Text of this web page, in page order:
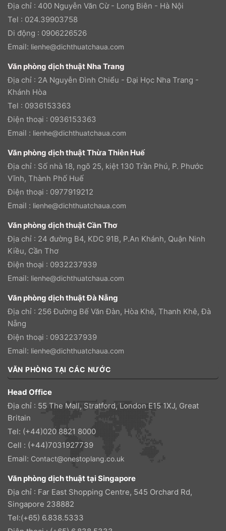
Địa chỉ : 400 Nguyễn Văn Cừ - Long Biên - Hà Nội
Tel : 024.39903758
Di động : 0906226526
Email: lienhe@dichthuatchaua.com
Văn phòng dịch thuật Nha Trang
Địa chỉ : 2A Nguyễn Đình Chiểu - Đại Học Nha Trang -
Khánh Hòa
Tel : 0936153363
Điện thoại : 0936153363
Email : lienhe@dichthuatchaua.com
Văn phòng dịch thuật Thừa Thiên Huế
Địa chỉ : Số nhà 18, ngõ 25, kiệt 130 Trần Phú, P. Phước
Vĩnh, Thành Phố Huế
Điện thoại : 0977919212
Email : lienhe@dichthuatchaua.com
Văn phòng dịch thuật Cần Thơ
Địa chỉ : 24 đường B4, KDC 91B, P.An Khánh, Quận Ninh
Kiều, Cần Thơ
Điện thoại : 0932237939
Email: lienhe@dichthuatchaua.com
Văn phòng dịch thuật Đà Nẵng
Địa chỉ : 256 Đường Bế Văn Đàn, Hòa Khê, Thanh Khê, Đà
Nẵng
Điện thoại : 0932237939
Email: lienhe@dichthuatchaua.com
VĂN PHÒNG TẠI CÁC NƯỚC
Head Office
Địa chỉ : 55 The Mall, Stratford, London E15 1XJ, Great
Britain
Tel: (+44)020 8821 8000
Cell : (+44)7031927739
Email: Contact@onestoplang.co.uk
Văn phòng dịch thuật tại Singapore
Địa chỉ : Far East Shopping Centre, 545 Orchard Rd,
Singapore 238882
Tel:(+65) 6.838.5333